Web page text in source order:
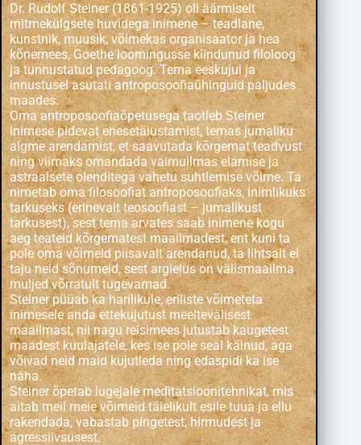
Dr. Rudolf Steiner (1861-1925) oli äärmiselt
mitmekülgsete huvidega inimene – teadlane,
kunstnik, muusik, võimekas organisaator ja hea
kõnemees, Goethe loomingusse kiindunud filoloog
ja tunnustatud pedagoog. Tema eeskujul ja
innustusel asutati antroposoofiaühinguid paljudes
maades.
Oma antroposoofiaõpetusega taotleb Steiner
inimese pidevat enesetäiustamist, temas jumaliku
algme arendamist, et saavutada kõrgemat teadvust
ning viimaks omandada vaimuilmas elamise ja
astraalsete olenditega vahetu suhtlemise võime. Ta
nimetab oma filosoofiat antroposoofiaks, inimlikuks
tarkuseks (erinevalt teosoofiast – jumalikust
tarkusest), sest tema arvates saab inimene kogu
aeg teateid kõrgematest maailmadest, ent kuni ta
pole oma võimeid piisavalt arendanud, ta lihtsalt ei
taju neid sõnumeid, sest argielus on välismaailma
muljed võrratult tugevamad.
Steiner püüab ka harilikule, eriliste võimeteta
inimesele anda ettekujutust meeltevälisest
maailmast, nii nagu reisimees jutustab kaugetest
maadest kuulajatele, kes ise pole seal käinud, aga
võivad neid maid kujutleda ning edaspidi ka ise
näha.
Steiner õpetab lugejale meditatsioonitehnikat, mis
aitab meil meie võimeid täielikult esile tuua ja ellu
rakendada, vabastab pingetest, hirmudest ja
agressiivsusest.